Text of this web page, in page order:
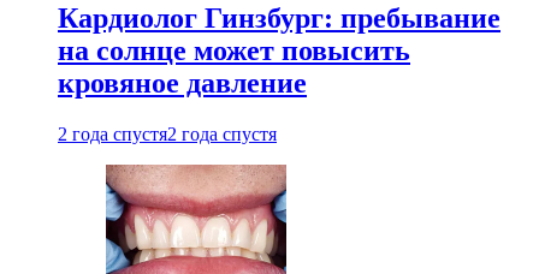
Кардиолог Гинзбург: пребывание
на солнце может повысить
кровяное давление
2 года спустя2 года спустя